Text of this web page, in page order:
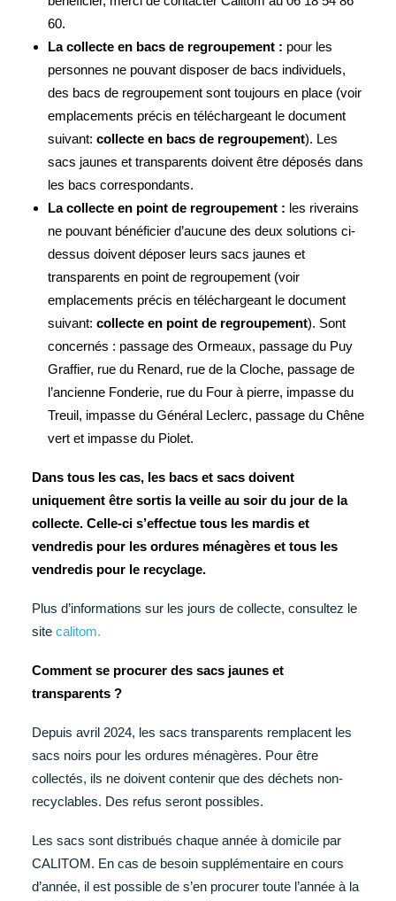
60.
La collecte en bacs de regroupement : pour les
personnes ne pouvant disposer de bacs individuels,
des bacs de regroupement sont toujours en place (voir
emplacements précis en téléchargeant le document
suivant: collecte en bacs de regroupement). Les
sacs jaunes et transparents doivent être déposés dans
les bacs correspondants.
La collecte en point de regroupement : les riverains
ne pouvant bénéficier d’aucune des deux solutions ci-
dessus doivent déposer leurs sacs jaunes et
transparents en point de regroupement (voir
emplacements précis en téléchargeant le document
suivant: collecte en point de regroupement). Sont
concernés : passage des Ormeaux, passage du Puy
Graffier, rue du Renard, rue de la Cloche, passage de
l’ancienne Fonderie, rue du Four à pierre, impasse du
Treuil, impasse du Général Leclerc, passage du Chêne
vert et impasse du Piolet.
Dans tous les cas, les bacs et sacs doivent
uniquement être sortis la veille au soir du jour de la
collecte. Celle-ci s’effectue tous les mardis et
vendredis pour les ordures ménagères et tous les
vendredis pour le recyclage.
Plus d’informations sur les jours de collecte, consultez le
site calitom.
Comment se procurer des sacs jaunes et
transparents ?
Depuis avril 2024, les sacs transparents remplacent les
sacs noirs pour les ordures ménagères. Pour être
collectés, ils ne doivent contenir que des déchets non-
recyclables. Des refus seront possibles.
Les sacs sont distribués chaque année à domicile par
CALITOM. En cas de besoin supplémentaire en cours
d’année, il est possible de s’en procurer toute l’année à la